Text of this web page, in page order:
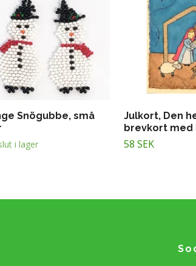
Snögubbe, små
i lager
Julkort, Den
brevkort med
58 SEK